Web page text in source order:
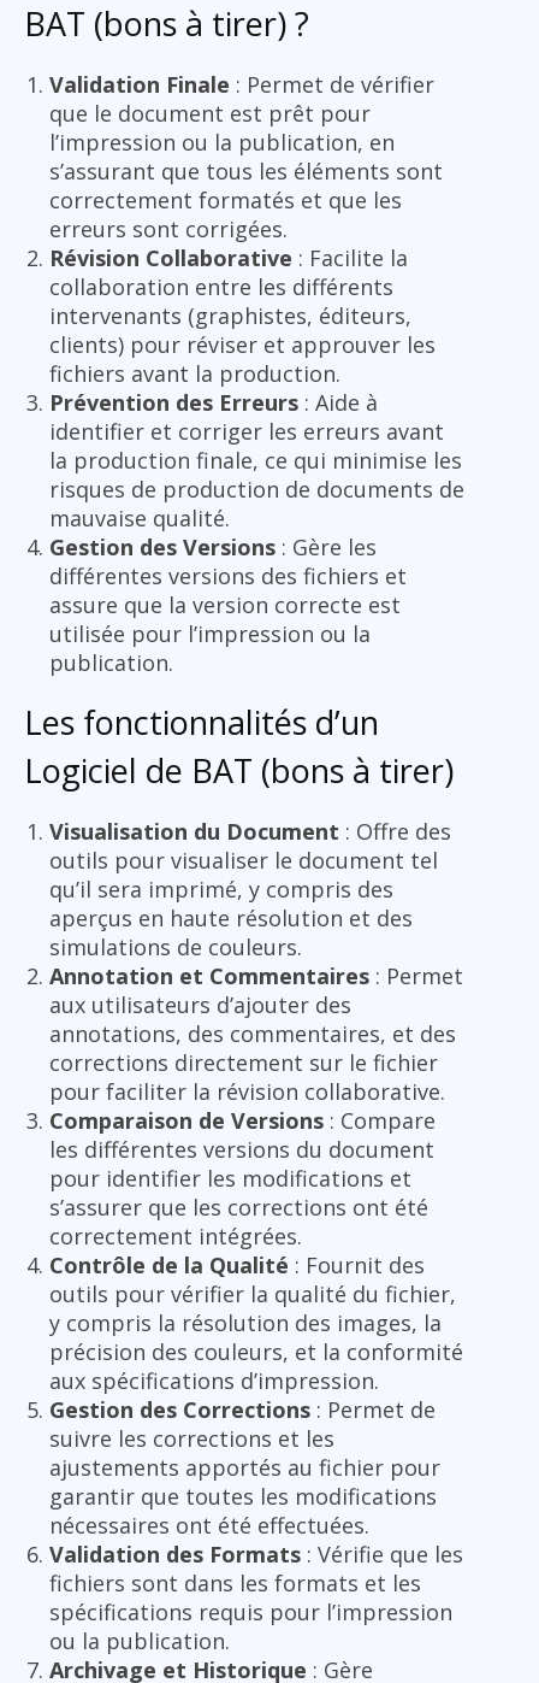
BAT (bons à tirer) ?
Validation Finale : Permet de vérifier
que le document est prêt pour
l’impression ou la publication, en
s’assurant que tous les éléments sont
correctement formatés et que les
erreurs sont corrigées.
Révision Collaborative : Facilite la
collaboration entre les différents
intervenants (graphistes, éditeurs,
clients) pour réviser et approuver les
fichiers avant la production.
Prévention des Erreurs : Aide à
identifier et corriger les erreurs avant
la production finale, ce qui minimise les
risques de production de documents de
mauvaise qualité.
Gestion des Versions : Gère les
différentes versions des fichiers et
assure que la version correcte est
utilisée pour l’impression ou la
publication.
Les fonctionnalités d’un
Logiciel de BAT (bons à tirer)
Visualisation du Document : Offre des
outils pour visualiser le document tel
qu’il sera imprimé, y compris des
aperçus en haute résolution et des
simulations de couleurs.
Annotation et Commentaires : Permet
aux utilisateurs d’ajouter des
annotations, des commentaires, et des
corrections directement sur le fichier
pour faciliter la révision collaborative.
Comparaison de Versions : Compare
les différentes versions du document
pour identifier les modifications et
s’assurer que les corrections ont été
correctement intégrées.
Contrôle de la Qualité : Fournit des
outils pour vérifier la qualité du fichier,
y compris la résolution des images, la
précision des couleurs, et la conformité
aux spécifications d’impression.
Gestion des Corrections : Permet de
suivre les corrections et les
ajustements apportés au fichier pour
garantir que toutes les modifications
nécessaires ont été effectuées.
Validation des Formats : Vérifie que les
fichiers sont dans les formats et les
spécifications requis pour l’impression
ou la publication.
Archivage et Historique : Gère